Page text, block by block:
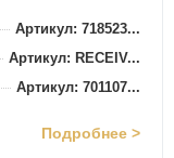
Артикул: 718523...
Артикул: RECEIV...
Артикул: 701107...
Подробнее >